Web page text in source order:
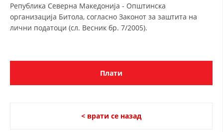
ПРОМОЦИЈА НА ХУМАНИ ВРЕДНОСТИ
УПОТРЕБА И ЗАШТИТА НА АМБЛЕМОТ
ПОДГОТВЕНОСТ И ДЕЈСТВО ПРИ КАТАСТРОФИ
СПАСИТЕЛНА СТАНИЦА ВОДНО
Република Северна Македонија - Општинска
организација Битола, согласно Законот за заштита на
лични податоци (сл. Весник бр. 7/2005).
< врати се назад